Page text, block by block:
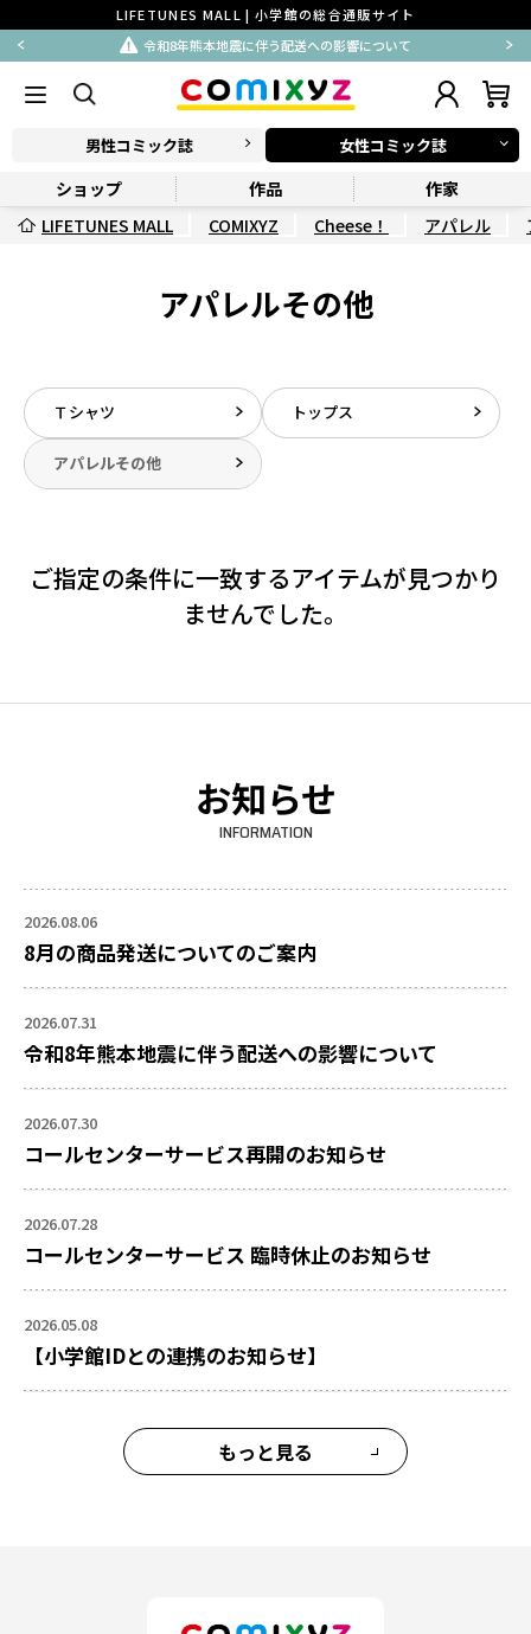
LIFETUNES MALL | 小学館の総合通販サイト
令和8年熊本地震に伴う配送への影響について
男性コミック誌 女性コミック誌
ショップ 作品
作家
LIFETUNES MALL
COMIXYZ Cheese！ アパレル
アパレルその他
Ｔシャツ トップス
アパレルその他
ご指定の条件に一致するアイテムが見つかり
ませんでした。
お知らせ
INFORMATION
2026.08.06
8月の商品発送についてのご案内
2026.07.31
令和8年熊本地震に伴う配送への影響について
2026.07.30
コールセンターサービス再開のお知らせ
2026.07.28
コールセンターサービス 臨時休止のお知らせ
2026.05.08
【小学館IDとの連携のお知らせ】
もっと見る